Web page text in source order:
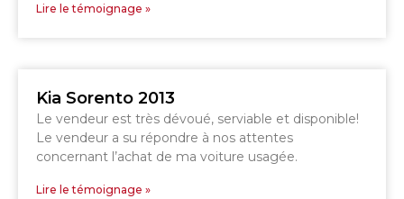
Lire le témoignage »
Kia Sorento 2013
Le vendeur est très dévoué, serviable et disponible!
Le vendeur a su répondre à nos attentes
concernant l’achat de ma voiture usagée.
Lire le témoignage »